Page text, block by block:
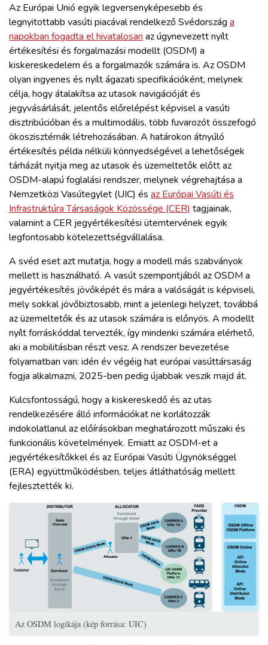
REGISZTRÁCIÓ
Az Európai Unió egyik legversenyképesebb és
legnyitottabb vasúti piacával rendelkező Svédország a
napokban fogadta el hivatalosan az úgynevezett nyílt
értékesítési és forgalmazási modellt (OSDM) a
kiskereskedelem és a forgalmazók számára is. Az OSDM
olyan ingyenes és nyílt ágazati specifikációként, melynek
célja, hogy átalakítsa az utasok navigációját és
jegyvásárlását, jelentős előrelépést képvisel a vasúti
disztribúcióban és a multimodális, több fuvarozót összefogó
ökoszisztémák létrehozásában. A határokon átnyúló
értékesítés példa nélküli könnyedségével a lehetőségek
tárházát nyitja meg az utasok és üzemeltetők előtt az
OSDM-alapú foglalási rendszer, melynek végrehajtása a
Nemzetközi Vasútegylet (UIC) és az Európai Vasúti és
Infrastruktúra Társaságok Közössége (CER) tagjainak,
valamint a CER jegyértékesítési ütemtervének egyik
legfontosabb kötelezettségvállalása.
A svéd eset azt mutatja, hogy a modell más szabványok
mellett is használható. A vasút szempontjából az OSDM a
jegyértékesítés jövőképét és mára a valóságát is képviseli,
mely sokkal jövőbiztosabb, mint a jelenlegi helyzet, továbbá
az üzemeltetők és az utasok számára is előnyös. A modellt
nyílt forráskóddal tervezték, így mindenki számára elérhető,
aki a mobilitásban részt vesz. A rendszer bevezetése
folyamatban van: idén év végéig hat európai vasúttársaság
fogja alkalmazni, 2025-ben pedig újabbak veszik majd át.
Kulcsfontosságú, hogy a kiskereskedő és az utas
rendelkezésére álló információkat ne korlátozzák
indokolatlanul az előírásokban meghatározott műszaki és
funkcionális követelmények. Emiatt az OSDM-et a
jegyértékesítőkkel és az Európai Vasúti Ügynökséggel
(ERA) együttműködésben, teljes átláthatóság mellett
fejlesztették ki.
Az OSDM logikája (kép forrása: UIC)